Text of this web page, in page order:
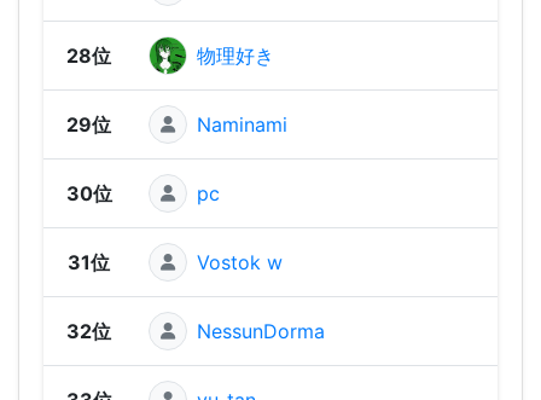
28位 物理好き
29位 Naminami
30位 pc
31位 Vostok w
32位 NessunDorma